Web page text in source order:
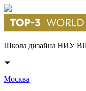
Школа дизайна НИУ
Москва